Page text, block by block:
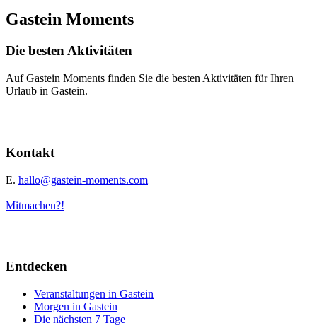
Gastein Moments
Die besten Aktivitäten
Auf Gastein Moments finden Sie die besten Aktivitäten für Ihren
Urlaub in Gastein.
Kontakt
E. hallo@gastein-moments.com
Mitmachen?!
Entdecken
Veranstaltungen in Gastein
Morgen in Gastein
Die nächsten 7 Tage